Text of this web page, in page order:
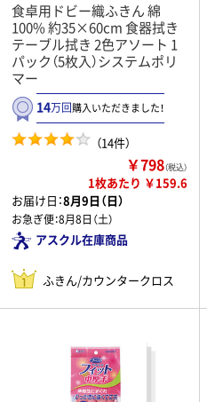
食卓用ドビー織ふきん 綿
100% 約35×60cm 食器拭き
テーブル拭き 2色アソート 1
パック（5枚入）システムポリ
マー
14万回購入いただきました！
（14件）
￥798（税込）
1枚あたり ￥159.6
お届け日：8月9日（日）
お急ぎ便：8月8日（土）
アスクル在庫商品
ふきん/カウンタークロス